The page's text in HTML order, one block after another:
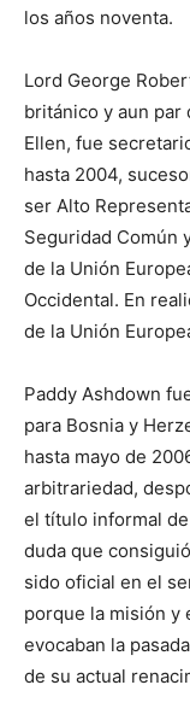
los años noventa.
Lord George
británico y aun
Ellen, fue
hasta 2004,
ser Alto
Seguridad Común
de la Unión
Occidental. En
de la Unión
Paddy Ashdown
para Bosnia y
hasta mayo de
arbitrariedad,
el título informal
duda que
sido oficial en el
porque la misión y
evocaban la
de su actual